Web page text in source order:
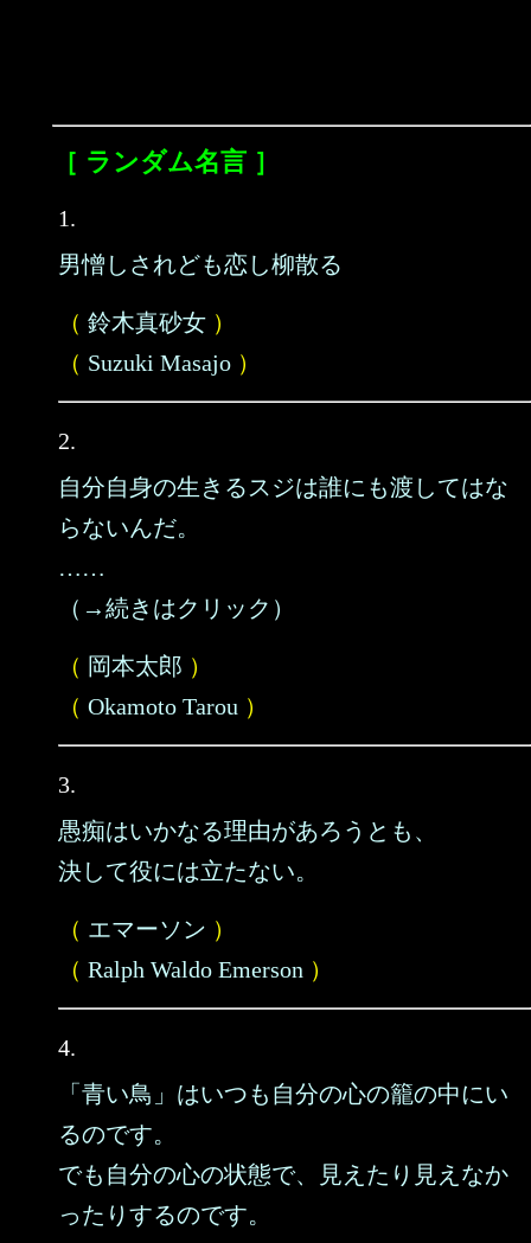
［ ランダム名言 ］
1.
男憎しされども恋し柳散る
（ 鈴木真砂女 ）
（ Suzuki Masajo ）
2.
自分自身の生きるスジは誰にも渡してはな
らないんだ。
……
（→続きはクリック）
（ 岡本太郎 ）
（ Okamoto Tarou ）
3.
愚痴はいかなる理由があろうとも、
決して役には立たない。
（ エマーソン ）
（ Ralph Waldo Emerson ）
4.
「青い鳥」はいつも自分の心の籠の中にい
るのです。
でも自分の心の状態で、見えたり見えなか
ったりするのです。